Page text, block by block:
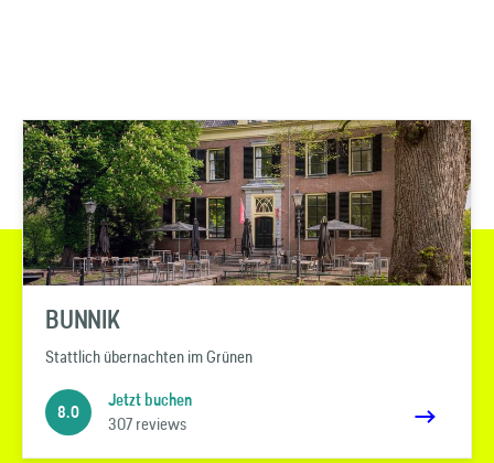
BUNNIK
Stattlich übernachten im Grünen
8.0
Jetzt buchen
307 reviews